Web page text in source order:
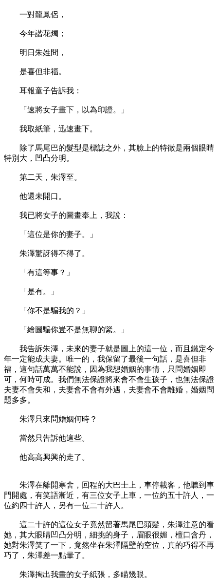
一對龍鳳侶，
今年諧花燭；
明日朱姓問，
是喜但非福。
耳報童子告訴我：
「速將女子畫下，以為印證。」
我取紙筆，迅速畫下。
除了馬尾巴的髮型是標誌之外，其臉上的特徵是兩個眼睛
特別大，凹凸分明。
第二天，朱澤至。
他還未開口。
我已將女子的圖畫奉上，我說：
「這位是你的妻子。」
朱澤驚訝得不得了。
「有這等事？」
「是有。」
「你不是騙我的？」
「繪圖騙你豈不是無聊的緊。」
我告訴朱澤，未來的妻子就是圖上的這一位，而且鐵定今
年一定能成夫妻。唯一的，我保留了最後一句話，是喜但非
福，這句話萬萬不能說，因為我想婚姻的事情，只問婚姻即
可，何時可成。我們無法保證將來會不會生孩子，也無法保證
夫妻不會失和，夫妻會不會有外遇，夫妻會不會離婚，婚姻問
題多多。
朱澤只來問婚姻何時？
當然只告訴他這些。
他高高興興的走了。
朱澤在離開寒舍，回程的大巴士上，車停載客，他聽到車
門開處，有笑語漸近，有三位女子上車，一位約五十許人，一
位約四十許人，另有一位二十許人。
這二十許的這位女子竟然留著馬尾巴頭髮，朱澤注意的看
她，其大眼睛凹凸分明，細挑的身子，眉眼很媚，檀口含丹，
她對朱澤笑了一下，竟然坐在朱澤隔壁的空位，真的巧得不再
巧了，朱澤差一點暈了。
朱澤掏出我畫的女子紙張，多瞄幾眼。